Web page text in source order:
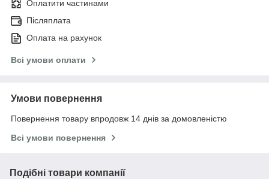
Оплатити частинами
Післяплата
Оплата на рахунок
Всі умови оплати
Умови повернення
Повернення товару впродовж 14 днів за домовленістю
Всі умови повернення
Подібні товари компанії